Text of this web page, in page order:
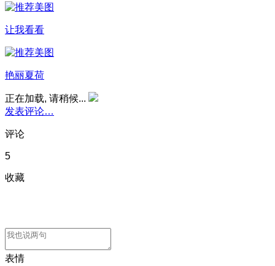
让我看看
艳丽夏荷
正在加载, 请稍候...
发表评论…
评论
5
收藏
表情